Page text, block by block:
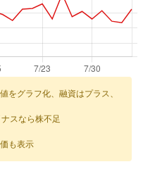
をグラフ化、融資はプラス、
スなら株不足
も表示